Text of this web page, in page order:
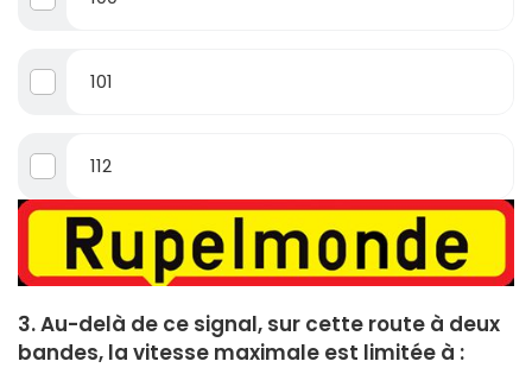
101
112
3. Au-delà de ce signal, sur cette route à deux
bandes, la vitesse maximale est limitée à :